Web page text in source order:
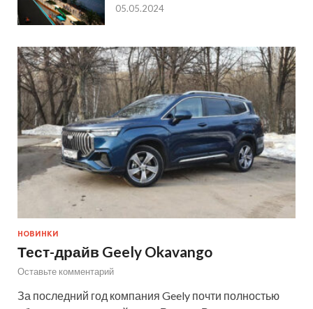
05.05.2024
НОВИНКИ
Тест-драйв Geely Okavango
Оставьте комментарий
За последний год компания Geely почти полностью